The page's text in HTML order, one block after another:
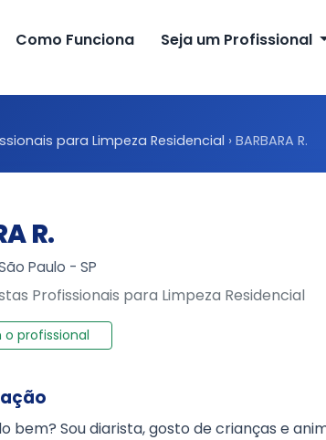
Como Funciona Seja um Profissional
para Limpeza Residencial › BARBARA R.
R.
Paulo - SP
Profissionais para Limpeza Residencial
o profissional
bem? Sou diarista, gosto de crianças e